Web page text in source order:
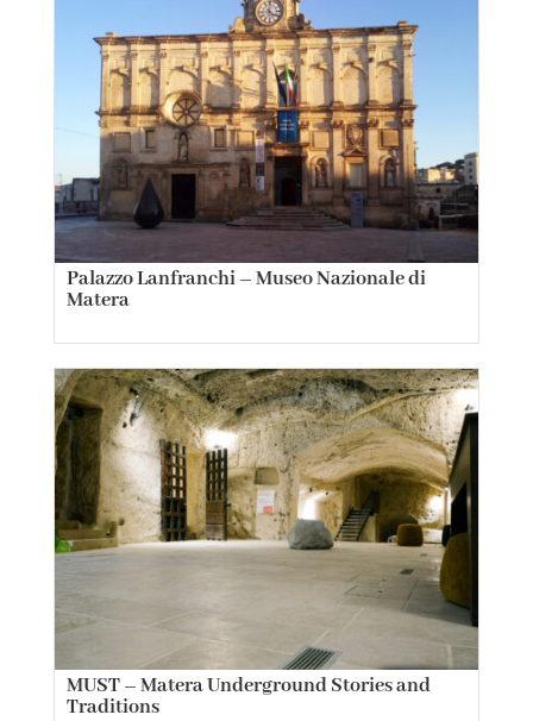
Palazzo Lanfranchi – Museo Nazionale di
Matera
MUST – Matera Underground Stories and
Traditions